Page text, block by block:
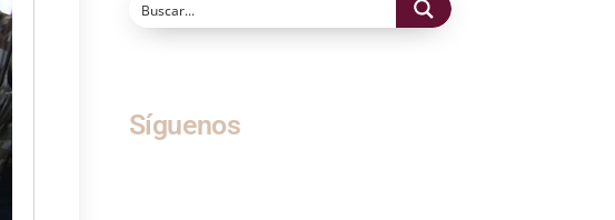
Síguenos